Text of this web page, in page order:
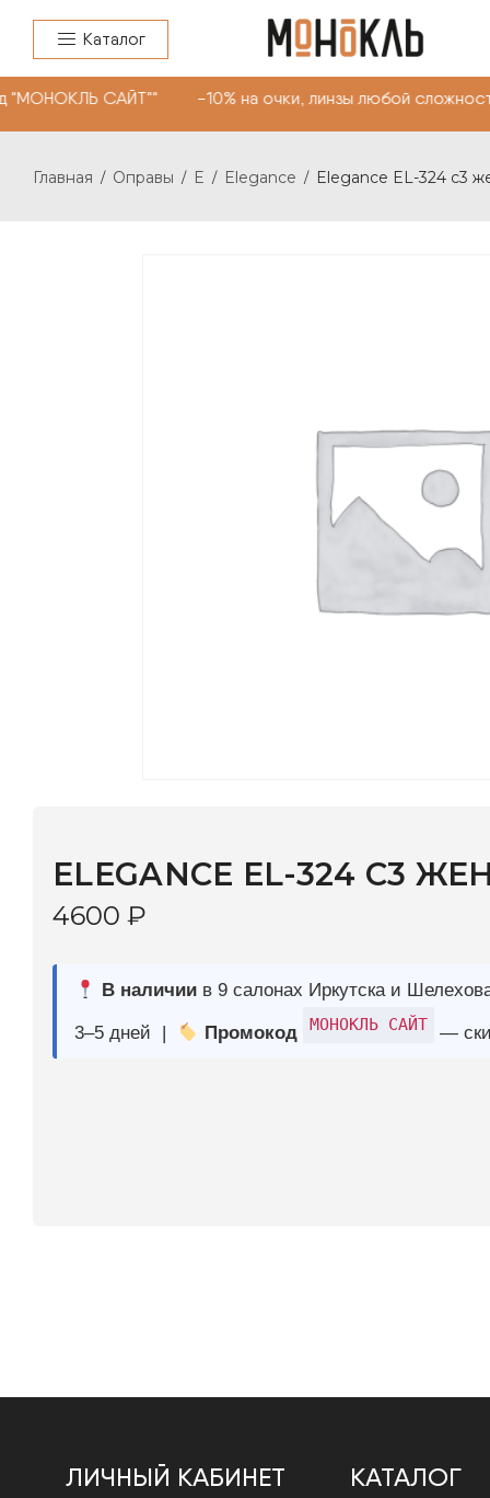
Каталог
САЙТ"" -10% на очки, линзы любой
Главная / Оправы / E / Elegance / Elegance EL-324 c3
3–5 дней | Промокод — скидка 10%
ЛИЧНЫЙ КАБИНЕТ КАТАЛОГ